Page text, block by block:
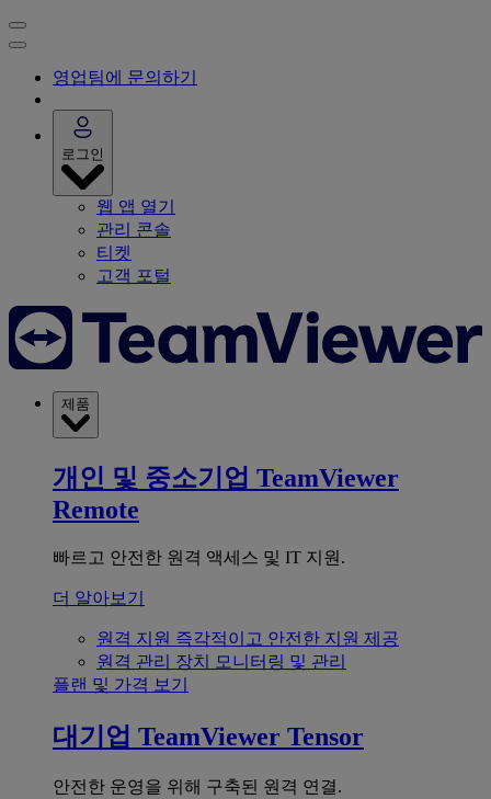
영업팀에 문의하기
로그인
웹 앱 열기
관리 콘솔
티켓
고객 포털
제품
개인 및 중소기업 TeamViewer
Remote
빠르고 안전한 원격 액세스 및 IT 지원.
더 알아보기
원격 지원 즉각적이고 안전한 지원 제공
원격 관리 장치 모니터링 및 관리
플랜 및 가격 보기
대기업 TeamViewer Tensor
안전한 운영을 위해 구축된 원격 연결.